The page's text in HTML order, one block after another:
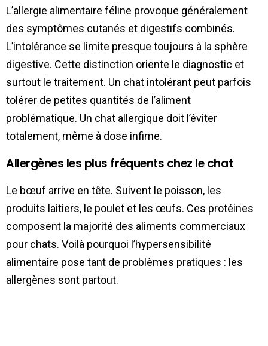
L’allergie alimentaire féline provoque généralement
des symptômes cutanés et digestifs combinés.
L’intolérance se limite presque toujours à la sphère
digestive. Cette distinction oriente le diagnostic et
surtout le traitement. Un chat intolérant peut parfois
tolérer de petites quantités de l’aliment
problématique. Un chat allergique doit l’éviter
totalement, même à dose infime.
Allergènes les plus fréquents chez le chat
Le bœuf arrive en tête. Suivent le poisson, les
produits laitiers, le poulet et les œufs. Ces protéines
composent la majorité des aliments commerciaux
pour chats. Voilà pourquoi l’hypersensibilité
alimentaire pose tant de problèmes pratiques : les
allergènes sont partout.